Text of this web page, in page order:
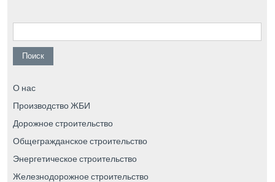
Найти:
О нас
Производство ЖБИ
Дорожное строительство
Общегражданское строительство
Энергетическое строительство
Железнодорожное строительство